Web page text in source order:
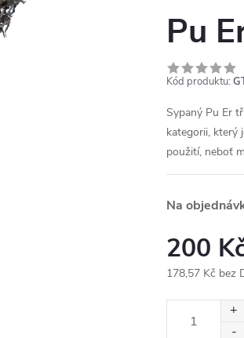
Pu
Kód produktu:
Sypaný Pu Er
kategorii, který
použití, neboť
Na
200
178,57 Kč bez